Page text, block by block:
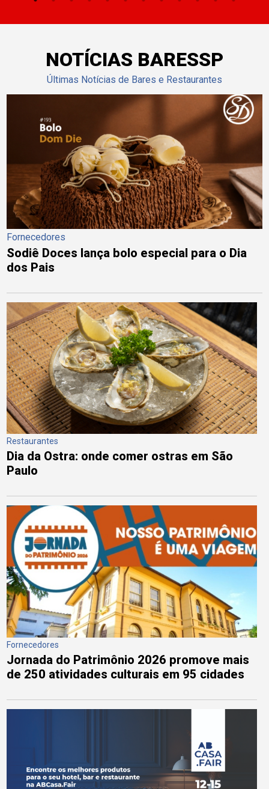
NOTÍCIAS BARESSP
Últimas Notícias de Bares e Restaurantes
Fornecedores
Sodiê Doces lança bolo especial para o Dia
dos Pais
Restaurantes
Dia da Ostra: onde comer ostras em São
Paulo
Fornecedores
Jornada do Patrimônio 2026 promove mais
de 250 atividades culturais em 95 cidades